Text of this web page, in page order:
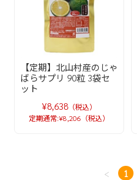
【定期】北山村産のじゃ
ばらサプリ 90粒 3袋セ
ット
¥8,638 （税込）
定期通常:¥8,206（税込）
< 1